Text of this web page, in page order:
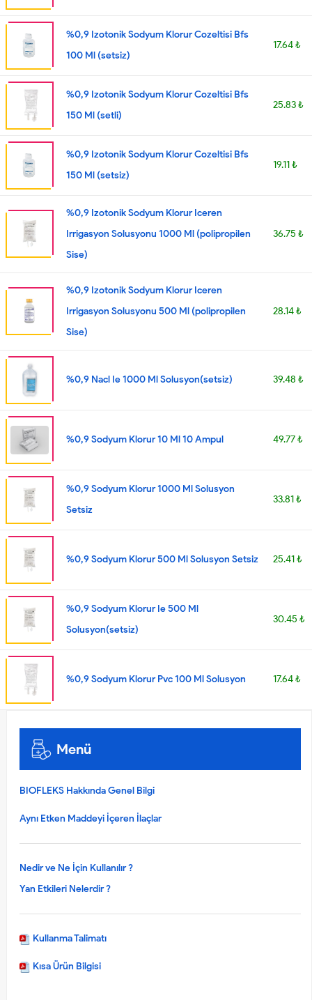
%0,9 Izotonik Sodyum Klorur Cozeltisi Bfs
100 Ml (setsiz)
17.64 ₺
%0,9 Izotonik Sodyum Klorur Cozeltisi Bfs
150 Ml (setli)
25.83 ₺
%0,9 Izotonik Sodyum Klorur Cozeltisi Bfs
150 Ml (setsiz)
19.11 ₺
%0,9 Izotonik Sodyum Klorur Iceren
Irrigasyon Solusyonu 1000 Ml (polipropilen
Sise)
36.75 ₺
%0,9 Izotonik Sodyum Klorur Iceren
Irrigasyon Solusyonu 500 Ml (polipropilen
Sise)
28.14 ₺
%0,9 Nacl Ie 1000 Ml Solusyon(setsiz) 39.48 ₺
%0,9 Sodyum Klorur 10 Ml 10 Ampul 49.77 ₺
%0,9 Sodyum Klorur 1000 Ml Solusyon
Setsiz
33.81 ₺
%0,9 Sodyum Klorur 500 Ml Solusyon Setsiz 25.41 ₺
%0,9 Sodyum Klorur Ie 500 Ml
Solusyon(setsiz)
30.45 ₺
%0,9 Sodyum Klorur Pvc 100 Ml Solusyon 17.64 ₺
Menü
BIOFLEKS Hakkında Genel Bilgi
Aynı Etken Maddeyi İçeren İlaçlar
Nedir ve Ne İçin Kullanılır ?
Yan Etkileri Nelerdir ?
Kullanma Talimatı
Kısa Ürün Bilgisi